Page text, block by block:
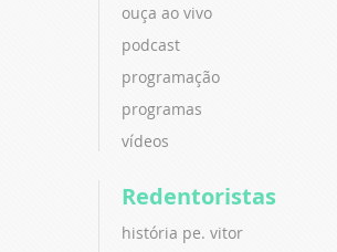
ouça ao vivo
podcast
programação
programas
vídeos
Redentoristas
história pe. vitor